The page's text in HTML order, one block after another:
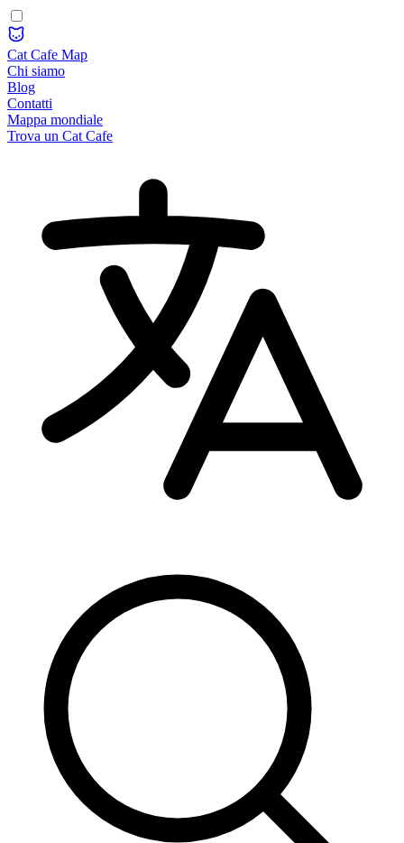
Cat Cafe Map
Chi siamo
Blog
Contatti
Mappa mondiale
Trova un Cat Cafe